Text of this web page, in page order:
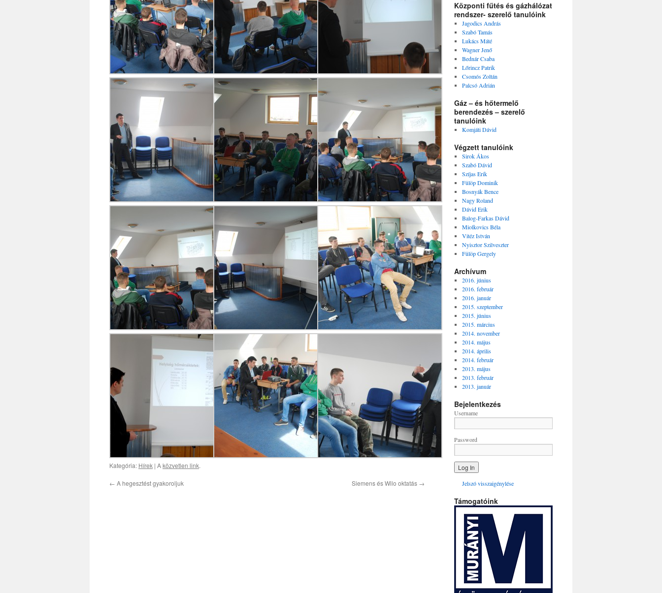
Kategória: Hírek | Aközvetlen link.
← A hegesztést gyakoroljuk Siemens és Wilo oktatás →
Központi fűtés és gázhálózat
rendszer- szerelő tanulóink
Jagodics András
Szabó Tamás
Lukács Máté
Wagner Jenő
Bednár Csaba
Lőrincz Patrik
Csomós Zoltán
Palcsó Adrián
Gáz – és hőtermelő
berendezés – szerelő
tanulóink
Komjáti Dávid
Végzett tanulóink
Sirok Ákos
Szabó Dávid
Szíjas Erik
Fülöp Dominik
Bosnyák Bence
Nagy Roland
Dávid Erik
Balog-Farkas Dávid
Miolkovics Béla
Vitéz István
Nyisztor Szilveszter
Fülöp Gergely
Archívum
2016. június
2016. február
2016. január
2015. szeptember
2015. június
2015. március
2014. november
2014. május
2014. április
2014. február
2013. május
2013. február
2013. január
Bejelentkezés
Username
Password
Jelszó visszaigénylése
Támogatóink